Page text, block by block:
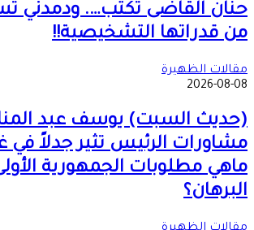
حنان القاضى تكتب…. ودمدني
من قدراتها التشخيصية!!
مقالات الظهيرة
2026-08-08
(حديث السبت) يوسف عبد
مشاورات الرئيس تثير جدلاً في
ماهي مطلوبات الجمهورية
البرهان؟